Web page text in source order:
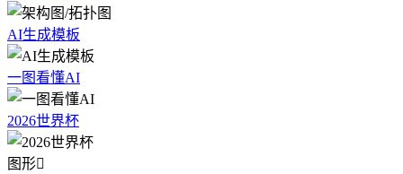
AI生成模板
一图看懂AI
2026世界杯
图形